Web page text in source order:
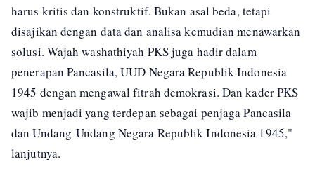
harus kritis dan konstruktif. Bukan asal beda, tetapi
disajikan dengan data dan analisa kemudian menawarkan
solusi. Wajah washathiyah PKS juga hadir dalam
penerapan Pancasila, UUD Negara Republik Indonesia
1945 dengan mengawal fitrah demokrasi. Dan kader PKS
wajib menjadi yang terdepan sebagai penjaga Pancasila
dan Undang-Undang Negara Republik Indonesia 1945,"
lanjutnya.